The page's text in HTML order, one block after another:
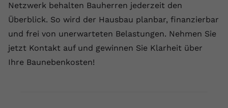
Netzwerk behalten Bauherren jederzeit den
Überblick. So wird der Hausbau planbar, finanzierbar
und frei von unerwarteten Belastungen. Nehmen Sie
jetzt Kontakt auf und gewinnen Sie Klarheit über
Ihre Baunebenkosten!